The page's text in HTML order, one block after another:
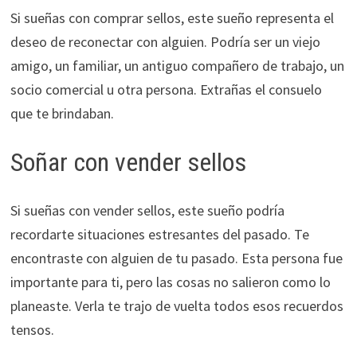
Si sueñas con comprar sellos, este sueño representa el
deseo de reconectar con alguien. Podría ser un viejo
amigo, un familiar, un antiguo compañero de trabajo, un
socio comercial u otra persona. Extrañas el consuelo
que te brindaban.
Soñar con vender sellos
Si sueñas con vender sellos, este sueño podría
recordarte situaciones estresantes del pasado. Te
encontraste con alguien de tu pasado. Esta persona fue
importante para ti, pero las cosas no salieron como lo
planeaste. Verla te trajo de vuelta todos esos recuerdos
tensos.